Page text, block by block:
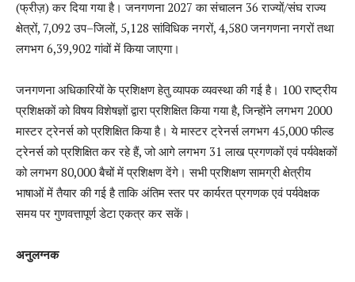
(फ्रीज़)कर दिया गया है। जनगणना2027का संचालन 36राज्यों/संघ राज्य
क्षेत्रों, 7,092उप–जिलों, 5,128सांविधिक नगरों, 4,580जनगणना नगरों तथा
लगभग 6,39,902गांवों में किया जाएगा।
जनगणना अधिकारियों के प्रशिक्षण हेतु व्यापक व्यवस्था की गई है। 100राष्ट्रीय
प्रशिक्षकों को विषय विशेषज्ञों द्वारा प्रशिक्षित किया गया है,जिन्होंने लगभग 2000
मास्टर ट्रेनर्स को प्रशिक्षित किया है। ये मास्टर ट्रेनर्स लगभग 45,000फील्ड
ट्रेनर्स को प्रशिक्षित कर रहे हैं,जो आगे लगभग 31लाख प्रगणकों एवं पर्यवेक्षकों
को लगभग 80,000बैचों में प्रशिक्षण देंगे। सभी प्रशिक्षण सामग्री क्षेत्रीय
भाषाओं में तैयार की गई है ताकि अंतिम स्तर पर कार्यरत प्रगणक एवं पर्यवेक्षक
समय पर गुणवत्तापूर्ण डेटा एकत्र कर सकें।
अनुलग्नक